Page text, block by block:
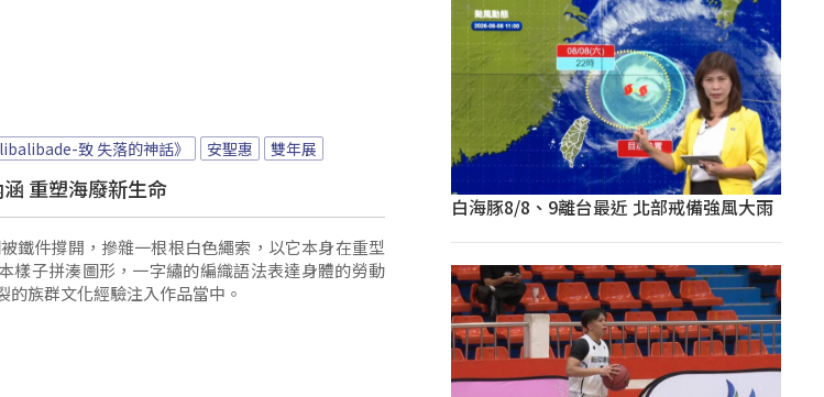
致 失落的神話》 安聖惠 雙年展
重塑海廢新生命
鐵件撐開，摻雜一根根白色繩索，以它本身在重型
樣子拼湊圖形，一字繡的編織語法表達身體的勞動
的族群文化經驗注入作品當中。
白海豚8/8、9離台最近 北部戒備強風大雨